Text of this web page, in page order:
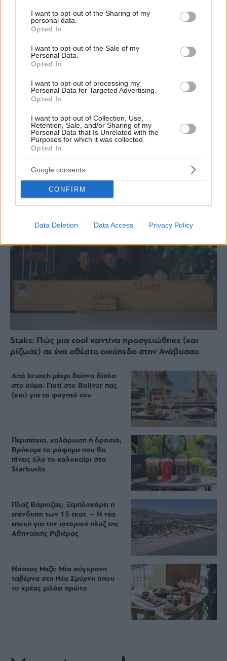
not limited to your visit or usage behaviour. You may click to
grant or deny consent to Google and its third-party tags to
use your data for below specified purposes in below Google
consent section.
I want to opt-out of the Sharing of my
personal data.
Opted In
I want to opt-out of the Sale of my
Personal Data.
Opted In
I want to opt-out of processing my
Personal Data for Targeted Advertising.
Opted In
I want to opt-out of Collection, Use,
Retention, Sale, and/or Sharing of my
Personal Data that Is Unrelated with the
Purposes for which it was collected.
Opted In
Google consents
CONFIRM
Data Deletion Data Access Privacy Policy
ΔΙΑΒΑΣΤΕ ΑΚΟΜΑ
Staks: Πώς μια cool καντίνα προσγειώθηκε (και
ρίζωσε) σε ένα αθέατο οικόπεδο στην Ανάβυσσο
Από brunch μέχρι δείπνο δίπλα
στο κύμα: Γιατί στο Bolivar πας
(και) για το φαγητό του
Περιπέτεια, χαλάρωση ή δροσιά;
Βρήκαμε το ρόφημα που θα
πίνεις όλο το καλοκαίρι στα
Starbucks
Πλαζ Βάρκιζας: Ξεμπλοκάρει η
επένδυση των 15 εκατ. – Η νέα
εποχή για την ιστορική πλαζ της
Αθηναϊκής Ριβιέρας
Νόστος Μεζέ: Μια σύγχρονη
ταβέρνα στη Νέα Σμύρνη όπου
το κρέας μιλάει πρώτο